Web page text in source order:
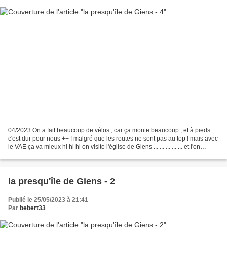
04/2023 On a fait beaucoup de vélos , car ça monte beaucoup , et à pieds
c'est dur pour nous ++ ! malgré que les routes ne sont pas au top ! mais avec
le VAE ça va mieux hi hi hi on visite l'église de Giens ... ... ... ... ... et l'on
la presqu'île de Giens - 2
Publié le 25/05/2023 à 21:41
Par bebert33